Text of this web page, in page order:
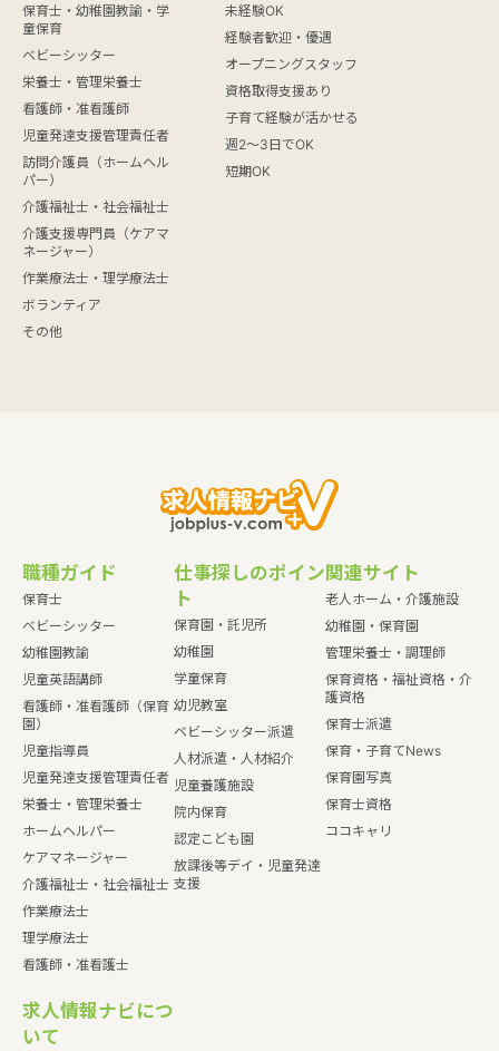
保育士・幼稚園教諭・学
童保育
ベビーシッター
栄養士・管理栄養士
看護師・准看護師
児童発達支援管理責任者
訪問介護員（ホームヘル
パー）
介護福祉士・社会福祉士
介護支援専門員（ケアマ
ネージャー）
作業療法士・理学療法士
ボランティア
その他
未経験OK
経験者歓迎・優遇
オープニングスタッフ
資格取得支援あり
子育て経験が活かせる
週2～3日でOK
短期OK
職種ガイド
保育士
ベビーシッター
幼稚園教諭
児童英語講師
看護師・准看護師（保育
園）
児童指導員
児童発達支援管理責任者
栄養士・管理栄養士
ホームヘルパー
ケアマネージャー
介護福祉士・社会福祉士
作業療法士
理学療法士
看護師・准看護士
仕事探しのポイン
ト
保育園・託児所
幼稚園
学童保育
幼児教室
ベビーシッター派遣
人材派遣・人材紹介
児童養護施設
院内保育
認定こども園
放課後等デイ・児童発達
支援
関連サイト
老人ホーム・介護施設
幼稚園・保育園
管理栄養士・調理師
保育資格・福祉資格・介
護資格
保育士派遣
保育・子育てNews
保育園写真
保育士資格
ココキャリ
求人情報ナビにつ
いて